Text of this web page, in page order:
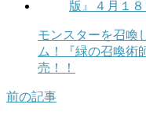
モンスターを召喚
ム！『緑の召喚術
売！！
前の記事